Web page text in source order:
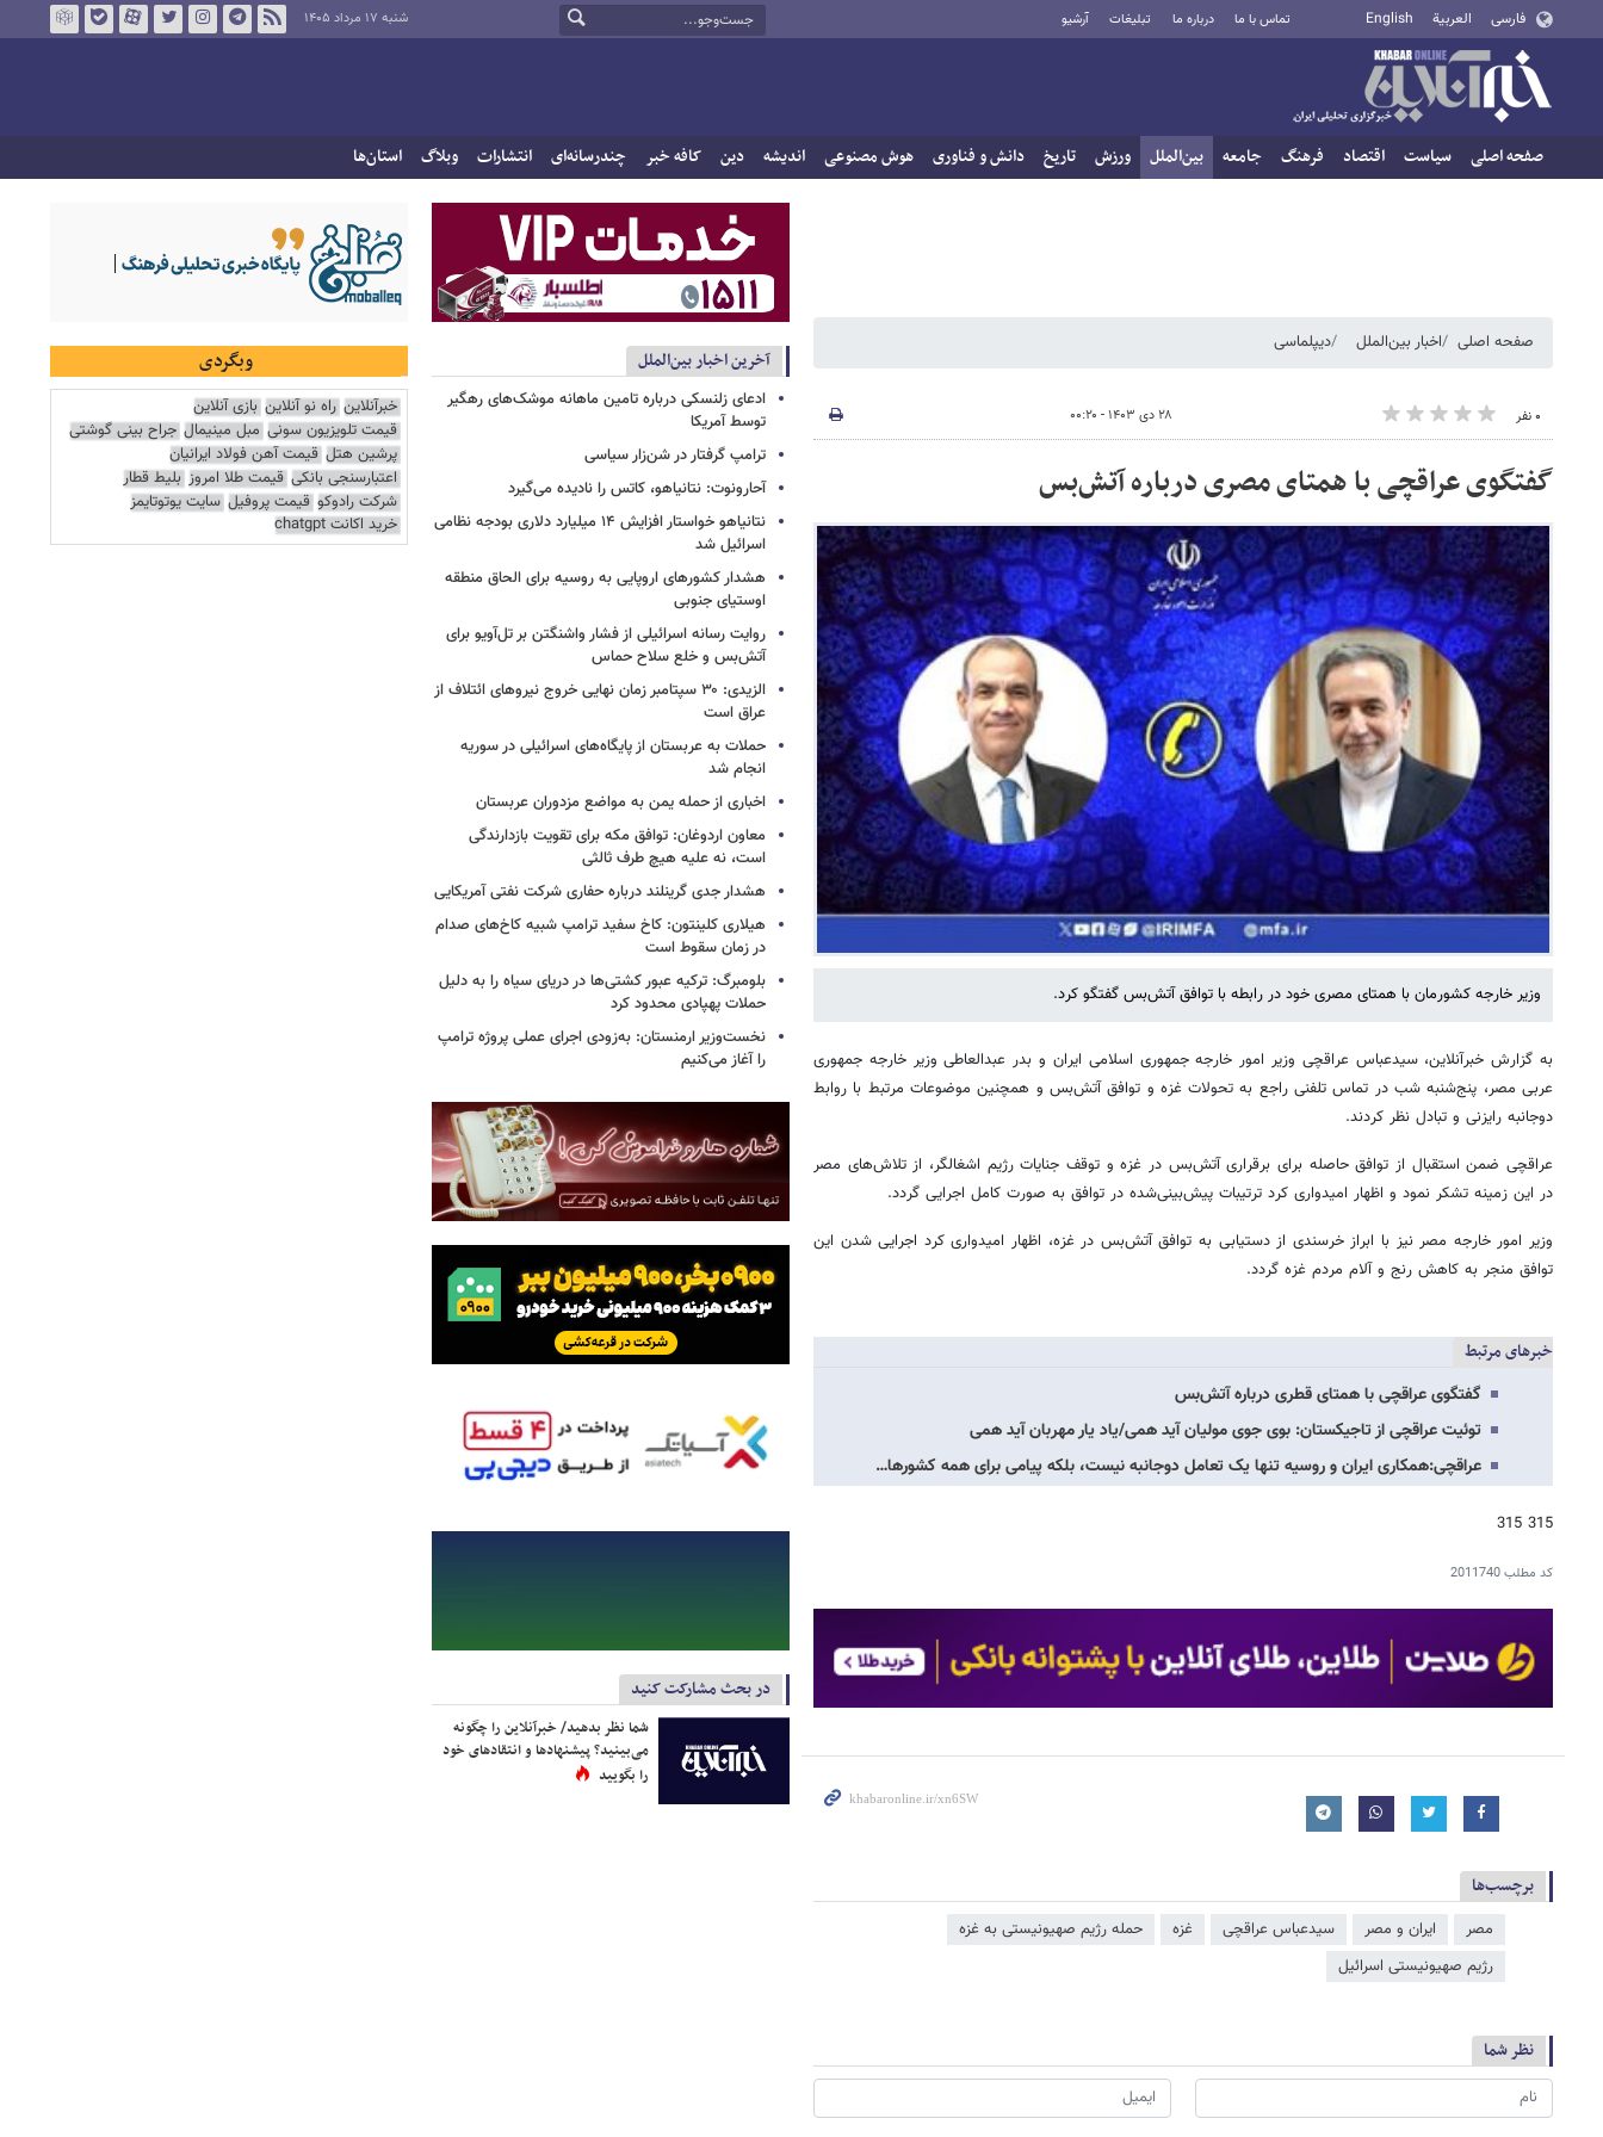
فارسی العربية English تماس با ما درباره ما تبلیغات آرشیو شنبه ۱۷ مرداد ۱۴۰۵
صفحه اصلی سیاست اقتصاد فرهنگ جامعه بین‌الملل ورزش تاریخ دانش و فناوری هوش مصنوعی اندیشه دین کافه خبر چندرسانه‌ای انتشارات وبلاگ استان‌ها
صفحه اصلی اخبار بین‌الملل دیپلماسی
۰ نفر ۲۸ دی ۱۴۰۳ - ۰۰:۲۰
گفتگوی عراقچی با همتای مصری درباره آتش‌بس
وزیر خارجه کشورمان با همتای مصری خود در رابطه با توافق آتش‌بس گفتگو کرد.
به گزارش خبرآنلاین، سیدعباس عراقچی وزیر امور خارجه جمهوری اسلامی ایران و بدر عبدالعاطی وزیر خارجه جمهوری
عربی مصر، پنج‌شنبه شب در تماس تلفنی راجع به تحولات غزه و توافق آتش‌بس و همچنین موضوعات مرتبط با روابط
دوجانبه رایزنی و تبادل نظر کردند.
عراقچی ضمن استقبال از توافق حاصله برای برقراری آتش‌بس در غزه و توقف جنایات رژیم اشغالگر، از تلاش‌های مصر
در این زمینه تشکر نمود و اظهار امیدواری کرد ترتیبات پیش‌بینی‌شده در توافق به صورت کامل اجرایی گردد.
وزیر امور خارجه مصر نیز با ابراز خرسندی از دستیابی به توافق آتش‌بس در غزه، اظهار امیدواری کرد اجرایی شدن این
توافق منجر به کاهش رنج‌ و آلام مردم غزه گردد.
خبرهای مرتبط
گفتگوی عراقچی با همتای قطری درباره آتش‌بس
توئیت عراقچی از تاجیکستان: بوی جوی مولیان آید همی/یاد یار مهربان آید همی
عراقچی:همکاری ایران و روسیه تنها یک تعامل دوجانبه نیست، بلکه پیامی برای همه کشورها…
315 315
کد مطلب2011740
برچسب‌ها
مصر ایران و مصر سیدعباس عراقچی غزه
حمله رژیم صهیونیستی به غزه
رژیم صهیونیستی اسرائیل
نظر شما
آخرین اخبار بین‌الملل
ادعای زلنسکی درباره تامین ماهانه موشک‌های رهگیر
توسط آمریکا
ترامپ گرفتار در شن‌زار سیاسی
آحارونوت: نتانیاهو، کاتس را نادیده می‌گیرد
نتانیاهو خواستار افزایش ۱۴ میلیارد دلاری بودجه نظامی
اسرائیل شد
هشدار کشورهای اروپایی به روسیه برای الحاق منطقه
اوستیای جنوبی
روایت رسانه اسرائیلی از فشار واشنگتن بر تل‌آویو برای
آتش‌بس و خلع سلاح حماس
الزیدی: ۳۰ سپتامبر زمان نهایی خروج نیروهای ائتلاف از
عراق است
حملات به عربستان از پایگاه‌های اسرائیلی در سوریه
انجام شد
اخباری از حمله یمن به مواضع مزدوران عربستان
معاون اردوغان: توافق مکه برای تقویت بازدارندگی
است، نه علیه هیچ طرف ثالثی
هشدار جدی گرینلند درباره حفاری شرکت نفتی آمریکایی
هیلاری کلینتون: کاخ سفید ترامپ شبیه کاخ‌های صدام
در زمان سقوط است
بلومبرگ: ترکیه عبور کشتی‌ها در دریای سیاه را به دلیل
حملات پهپادی محدود کرد
نخست‌وزیر ارمنستان: به‌زودی اجرای عملی پروژه ترامپ
را آغاز می‌کنیم
در بحث مشارکت کنید
شما نظر بدهید/ خبرآنلاین را چگونه
می‌بینید؟ پیشنهادها و انتقادهای خود
را بگویید
وبگردی
خبرآنلاین راه نو آنلاین بازی آنلاین
قیمت تلویزیون سونی مبل مینیمال جراح بینی گوشتی
پرشین هتل قیمت آهن فولاد ایرانیان
اعتبارسنجی بانکی قیمت طلا امروز بلیط قطار
شرکت رادوکو قیمت پروفیل سایت یوتوتایمز
خرید اکانت chatgpt